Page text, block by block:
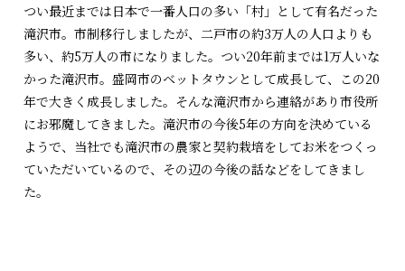
つい最近までは日本で一番人口の多い「村」として有名だった
滝沢市。市制移行しましたが、二戸市の約3万人の人口よりも
多い、約5万人の市になりました。つい20年前までは1万人いな
かった滝沢市。盛岡市のベットタウンとして成長して、この20
年で大きく成長しました。そんな滝沢市から連絡があり市役所
にお邪魔してきました。滝沢市の今後5年の方向を決めている
ようで、当社でも滝沢市の農家と契約栽培をしてお米をつくっ
ていただいているので、その辺の今後の話などをしてきまし
た。